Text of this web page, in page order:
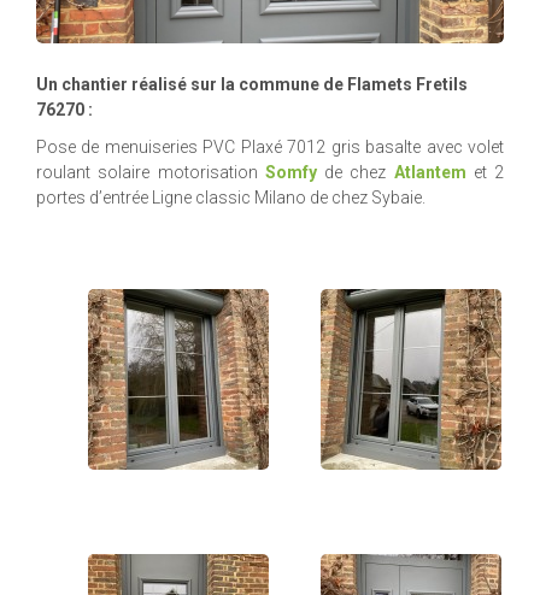
Un chantier réalisé sur la commune de Flamets Fretils
76270 :
Pose de menuiseries PVC Plaxé 7012 gris basalte avec volet
roulant solaire motorisation Somfyde chez Atlantem et 2
portes d’entrée Ligne classic Milano de chez Sybaie.